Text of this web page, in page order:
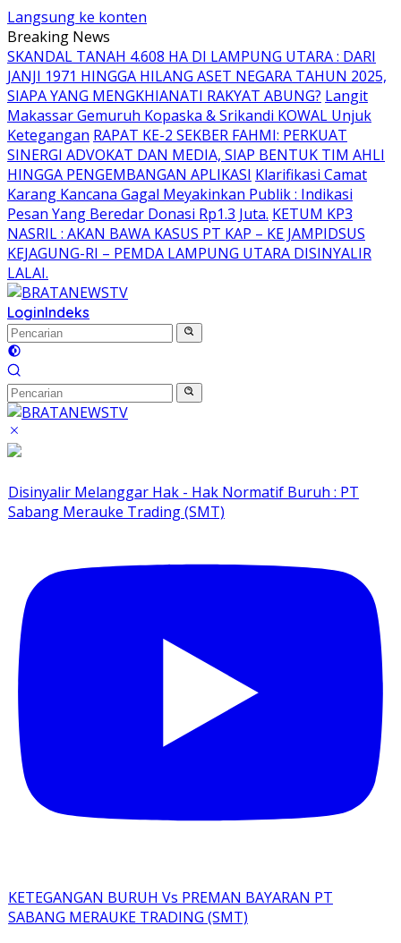
Langsung ke konten
Breaking News
SKANDAL TANAH 4.608 HA DI LAMPUNG UTARA : DARI
JANJI 1971 HINGGA HILANG ASET NEGARA TAHUN 2025,
SIAPA YANG MENGKHIANATI RAKYAT ABUNG? Langit
Makassar Gemuruh Kopaska & Srikandi KOWAL Unjuk
Ketegangan RAPAT KE-2 SEKBER FAHMI: PERKUAT
SINERGI ADVOKAT DAN MEDIA, SIAP BENTUK TIM AHLI
HINGGA PENGEMBANGAN APLIKASI Klarifikasi Camat
Karang Kancana Gagal Meyakinkan Publik : Indikasi
Pesan Yang Beredar Donasi Rp1.3 Juta. KETUM KP3
NASRIL : AKAN BAWA KASUS PT KAP – KE JAMPIDSUS
KEJAGUNG-RI – PEMDA LAMPUNG UTARA DISINYALIR
LALAI.
LoginIndeks
Disinyalir Melanggar Hak - Hak Normatif Buruh : PT
Sabang Merauke Trading (SMT)
KETEGANGAN BURUH Vs PREMAN BAYARAN PT
SABANG MERAUKE TRADING (SMT)